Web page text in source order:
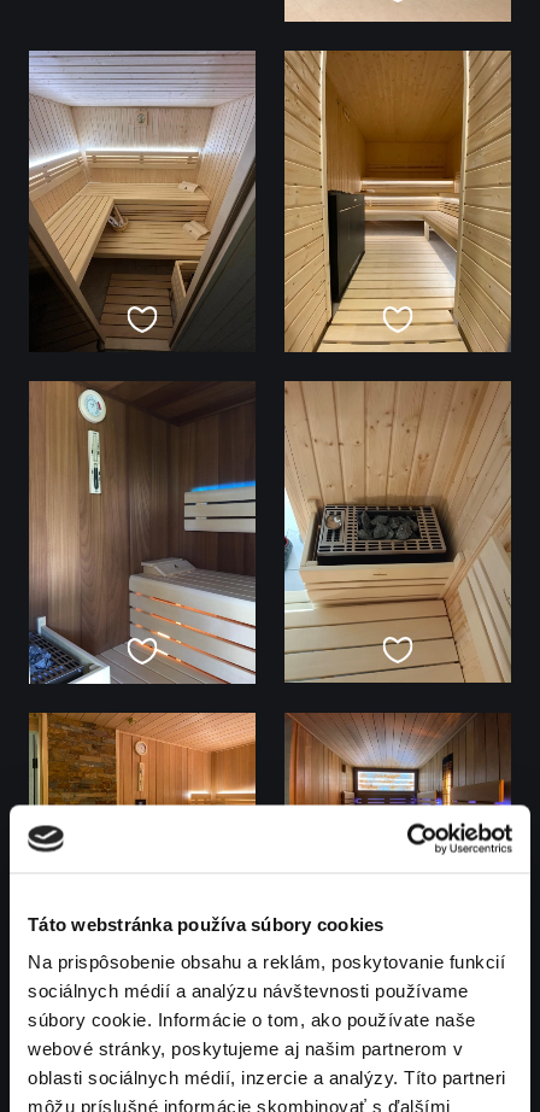
Táto webstránka používa súbory cookies
Na prispôsobenie obsahu a reklám, poskytovanie funkcií
sociálnych médií a analýzu návštevnosti používame
súbory cookie. Informácie o tom, ako používate naše
webové stránky, poskytujeme aj našim partnerom v
oblasti sociálnych médií, inzercie a analýzy. Títo partneri
môžu príslušné informácie skombinovať s ďalšími